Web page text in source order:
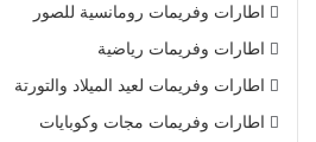
اطارات وفريمات رومانسية للصور
اطارات وفريمات رياضية
اطارات وفريمات لعيد الميلاد والتورتة
اطارات وفريمات مجات وكوبايات